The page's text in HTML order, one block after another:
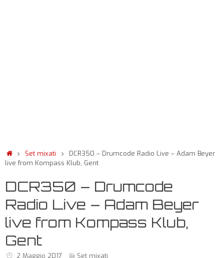
Set mixati
DCR350 – Drumcode Radio Live – Adam Beyer
live from Kompass Klub, Gent
DCR350 – Drumcode
Radio Live – Adam Beyer
live from Kompass Klub,
Gent
2 Maggio 2017 Set mixati